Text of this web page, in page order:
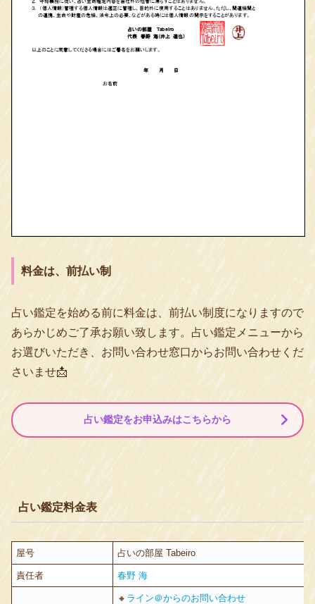
料金は、前払い制
占い鑑定を始める前に料金は、前払い制度になりますので
あらかじめご了承お願い致します。占い鑑定メニューから
お選びいただき、お問い合わせ窓口からお問い合わせくだ
さいませ📩
占い鑑定をお申込みはこちらから
占い鑑定料金表
屋号 占いの部屋 Tabeiro
責任者 春野 海
🔸 ライン＠からのお問い合わせ